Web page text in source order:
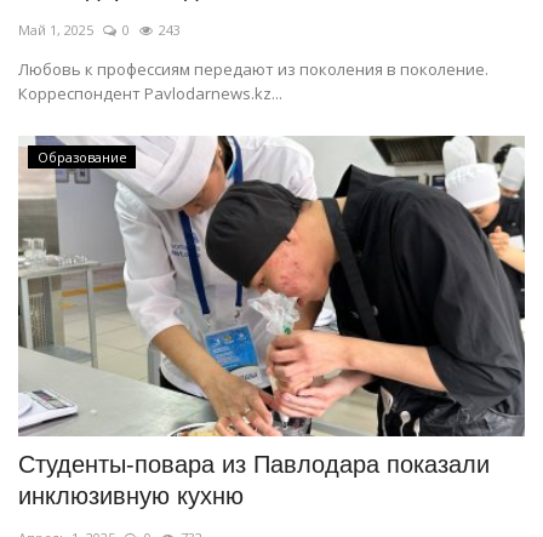
Май 1, 2025 0 243
Любовь к профессиям передают из поколения в поколение.
Корреспондент Pavlodarnews.kz...
Образование
Студенты-повара из Павлодара показали
инклюзивную кухню